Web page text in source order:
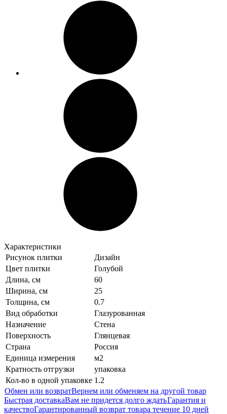
Характеристики
Рисунок плитки
Дизайн
Цвет плитки
Голубой
Длина, см
60
Ширина, см
25
Толщина, см
0.7
Вид обработки
Глазурованная
Назначение
Стена
Поверхность
Глянцевая
Страна
Россия
Единица измерения
м2
Кратность отгрузки
упаковка
Кол-во в одной упаковке 1.2
Обмен или возвратВернем или обменяем на другой товар
Быстрая доставкаВам не придется долго ждатьГарантия и
качествоГарантированный возврат товара течение 10 дней